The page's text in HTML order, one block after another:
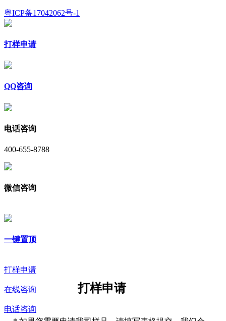
粤ICP备17042062号-1
打样申请
QQ咨询
电话咨询
400-655-8788
微信咨询
一键置顶
打样申请
在线咨询
电话咨询
打样申请